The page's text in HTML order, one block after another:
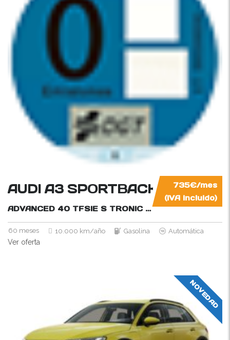
735€/mes
(IVA incluido)
AUDI A3 SPORTBACK
ADVANCED 40 TFSIE S TRONIC 204CV
60 meses 10.000 km/año Gasolina Automática
Ver oferta
NOVEDAD